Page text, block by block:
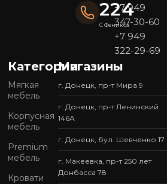
224
С Феникса
+7 949
347-30-60
+7 949
322-29-69
Категории
Мягкая
мебель
Корпусная
мебель
Premium
мебель
Кровати
Магазины
г. Донецк, пр-т Мира 9
г. Донецк, пр-т Ленинский
146А
г. Донецк, бул. Шевченко 17
г. Макеевка, пр-т 250 лет
Донбасса 78